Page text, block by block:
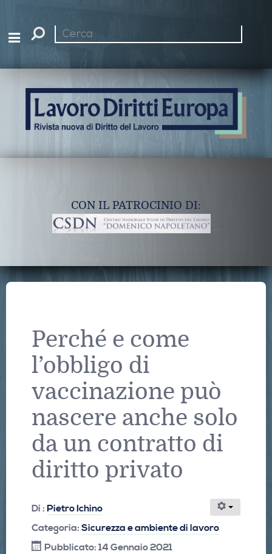
Cerca
CON IL PATROCINIO DI:
Perché e come
l’obbligo di
vaccinazione può
nascere anche solo
da un contratto di
diritto privato
Di : Pietro Ichino
Categoria: Sicurezza e ambiente di lavoro
Pubblicato: 14 Gennaio 2021